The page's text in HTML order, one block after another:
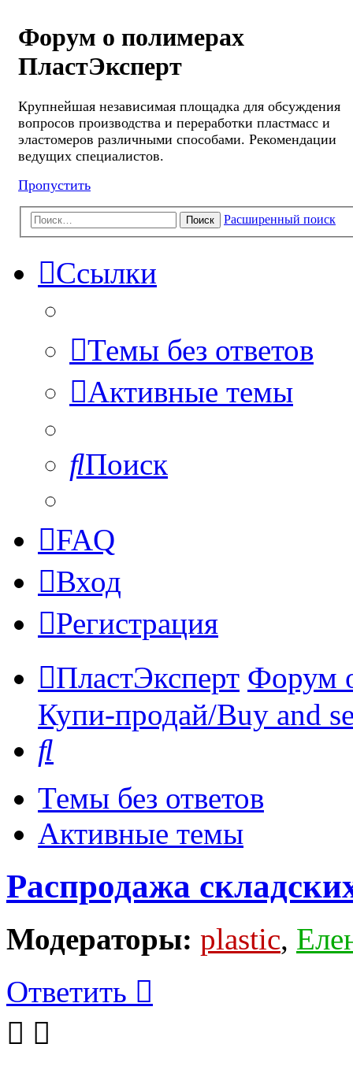
Форум о полимерах
ПластЭксперт
Крупнейшая независимая площадка для обсуждения
вопросов производства и переработки пластмасс и
эластомеров различными способами. Рекомендации
ведущих специалистов.
Пропустить
Поиск Расширенный поиск
Ссылки
Темы без ответов
Активные темы
Поиск
FAQ
Вход
Регистрация
ПластЭксперт Форум
Купи-продай/Buy and
Темы без ответов
Активные темы
Распродажа
Модераторы: plastic,
Ответить